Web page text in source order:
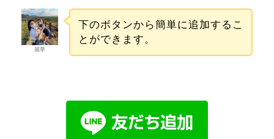
麗華
下のボタンから簡単に追加するこ
とができます。